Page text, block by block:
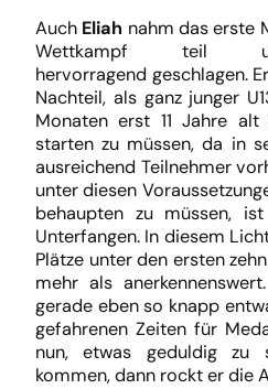
Auch Eliah nahm das erste
Wettkampf teil
hervorragend geschlagen.
Nachteil, als ganz junger
Monaten erst 11 Jahre
starten zu müssen, da in
ausreichend Teilnehmer
unter diesen
behaupten zu müssen,
Unterfangen. In diesem
Plätze unter den ersten
mehr als
gerade eben so knapp
gefahrenen Zeiten für
nun, etwas geduldig zu
kommen, dann rockt er die